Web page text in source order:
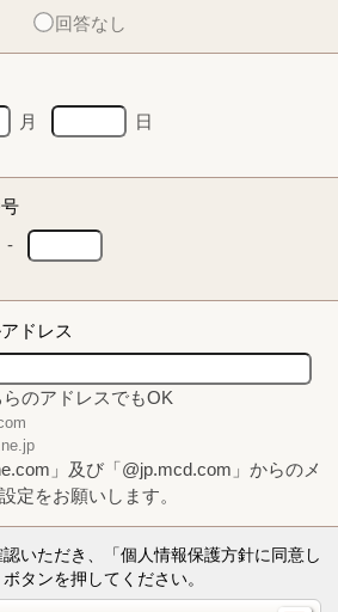
回答なし
月 日
-
ドレス
のアドレスでもOK
」及び「@jp.mcd.com」からのメ
定をお願いします。
いただき、「個人情報保護方針に同意し
タンを押してください。